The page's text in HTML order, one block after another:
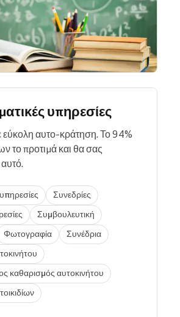
υπηρεσίες
εύκολη αυτο-κράτηση. Το 94%
το προτιμά και θα σας
Συνεδρίες
Συμβουλευτική
Φωτογραφία
Συνέδρια
καθαρισμός αυτοκινήτου